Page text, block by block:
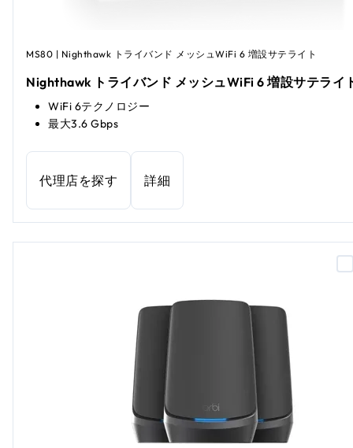
MS80 | Nighthawk トライバンド メッシュWiFi 6 増設サテライト
Nighthawk トライバンド メッシュWiFi 6 増設サテライ
WiFi 6テクノロジー
最大3.6 Gbps
代理店を探す 詳細